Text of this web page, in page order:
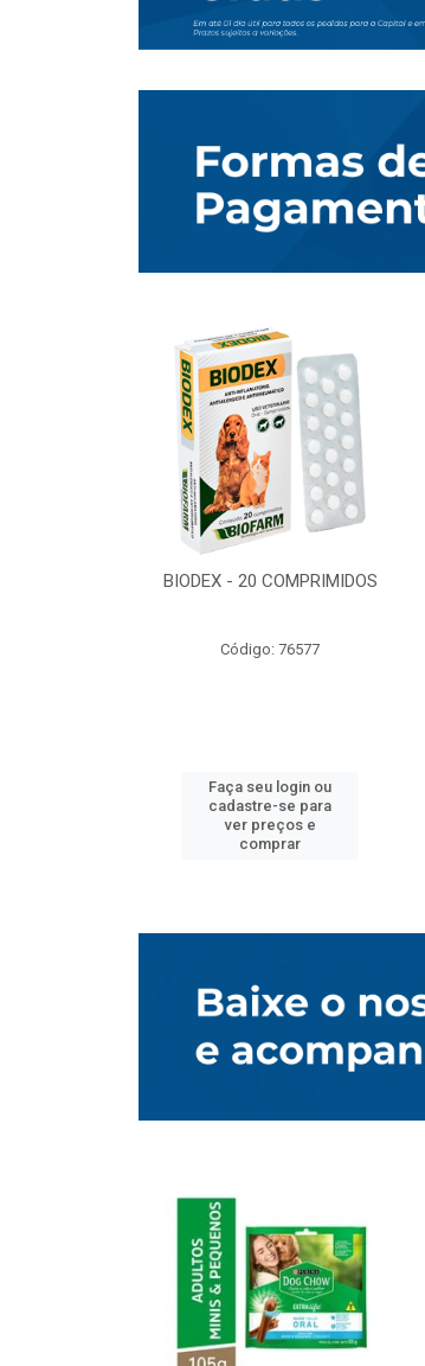
BIODEX - 20 COMPRIMIDOS
Código: 76577
Faça seu login ou
cadastre-se para
ver preços e
comprar